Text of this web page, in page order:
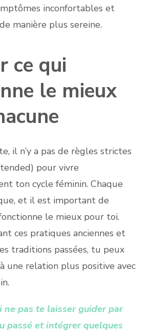
inconfortables et
manière plus sereine.
ce qui
le mieux
il n’y a pas de règles strictes
pour vivre
ton cycle féminin. Chaque
et il est important de
le mieux pour toi.
ces pratiques anciennes et
traditions passées, tu peux
une relation plus positive avec
ne pas te laisser guider par
passé et intégrer quelques